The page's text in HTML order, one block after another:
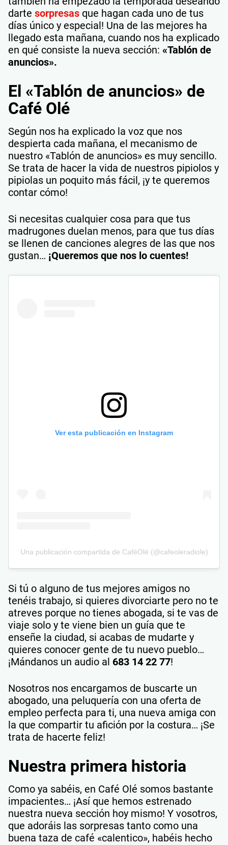
darte sorpresas que hagan cada uno de tus
días único y especial! Una de las mejores ha
llegado esta mañana, cuando nos ha explicado
en qué consiste la nueva sección: «Tablón de
anuncios».
El «Tablón de anuncios» de
Café Olé
Según nos ha explicado la voz que nos
despierta cada mañana, el mecanismo de
nuestro «Tablón de anuncios» es muy sencillo.
Se trata de hacer la vida de nuestros pipiolos y
pipiolas un poquito más fácil, ¡y te queremos
contar cómo!
Si necesitas cualquier cosa para que tus
madrugones duelan menos, para que tus días
se llenen de canciones alegres de las que nos
gustan… ¡Queremos que nos lo cuentes!
Ver esta publicación en Instagram
Una publicación compartida de CaféOlé (@cafeoleradiole)
Si tú o alguno de tus mejores amigos no
tenéis trabajo, si quieres divorciarte pero no te
atreves porque no tienes abogada, si te vas de
viaje solo y te viene bien un guía que te
enseñe la ciudad, si acabas de mudarte y
quieres conocer gente de tu nuevo pueblo…
¡Mándanos un audio al 683 14 22 77!
Nosotros nos encargamos de buscarte un
abogado, una peluquería con una oferta de
empleo perfecta para ti, una nueva amiga con
la que compartir tu afición por la costura… ¡Se
trata de hacerte feliz!
Nuestra primera historia
Como ya sabéis, en Café Olé somos bastante
impacientes… ¡Así que hemos estrenado
nuestra nueva sección hoy mismo! Y vosotros,
que adoráis las sorpresas tanto como una
buena taza de café «calentico», habéis hecho